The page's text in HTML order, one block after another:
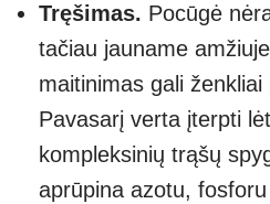
Tręšimas. Pocūgė
tačiau jauname
maitinimas gali
Pavasarį verta įterpti
kompleksinių trąšų
aprūpina azotu,